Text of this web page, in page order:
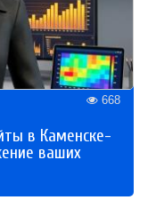
668
в Каменске-
ваших